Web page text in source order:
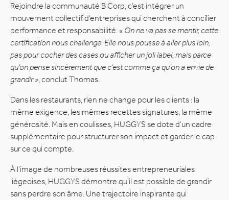
Rejoindre la communauté B Corp, c’est intégrer un
mouvement collectif d’entreprises qui cherchent à concilier
performance et responsabilité. « On ne va pas se mentir, cette
certification nous challenge. Elle nous pousse à aller plus loin,
pas pour cocher des cases ou afficher un joli label, mais parce
qu’on pense sincèrement que c’est comme ça qu’on a envie de
grandir » , conclut Thomas.
Dans les restaurants, rien ne change pour les clients : la
même exigence, les mêmes recettes signatures, la même
générosité. Mais en coulisses, HUGGYS se dote d’un cadre
supplémentaire pour structurer son impact et garder le cap
sur ce qui compte.
À l’image de nombreuses réussites entrepreneuriales
liégeoises, HUGGYS démontre qu’il est possible de grandir
sans perdre son âme. Une trajectoire inspirante qui